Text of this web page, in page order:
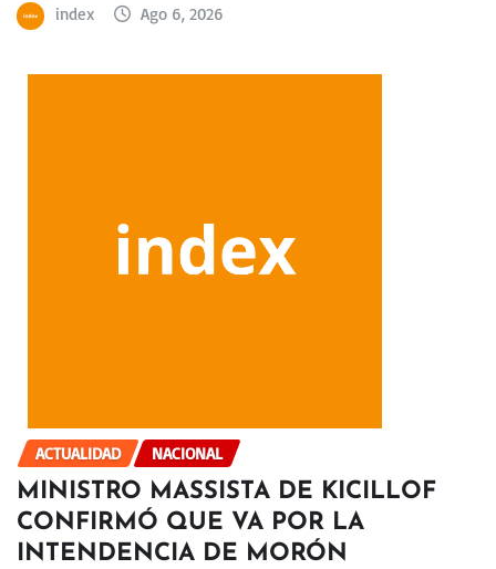
index Ago 6, 2026
ACTUALIDAD NACIONAL
MINISTRO MASSISTA DE KICILLOF
CONFIRMÓ QUE VA POR LA
INTENDENCIA DE MORÓN